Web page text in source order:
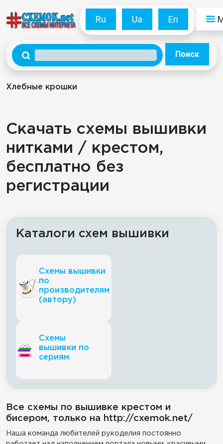
Ru Ua En
Поиск
Хлебные крошки
Скачать схемы вышивки
нитками / крестом,
бесплатно без
регистрации
Каталоги схем вышивки
Схемы вышивки
по
производителям
(автору)
Схемы
вышивки по
сериям
Все схемы по вышивке крестом и
бисером, только на http://cxemok.net/
Наша команда любителей рукоделия постоянно